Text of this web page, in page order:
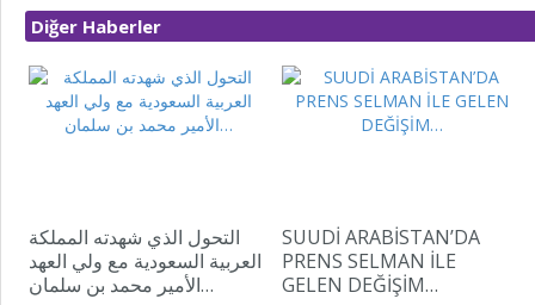
Diğer Haberler
التحول الذي شهدته المملكة
العربية السعودية مع ولي العهد
الأمير محمد بن سلمان…
SUUDİ ARABİSTAN’DA
PRENS SELMAN İLE
GELEN DEĞİŞİM…